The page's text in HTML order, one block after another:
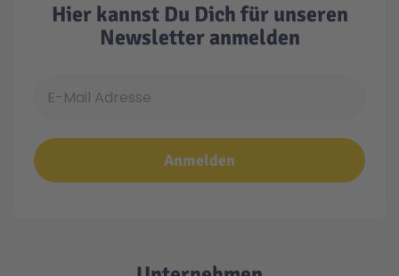
Hier kannst Du Dich für unseren
Newsletter anmelden
Anmelden